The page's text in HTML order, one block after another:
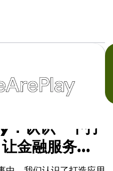
认识一下打
金融服务变
者